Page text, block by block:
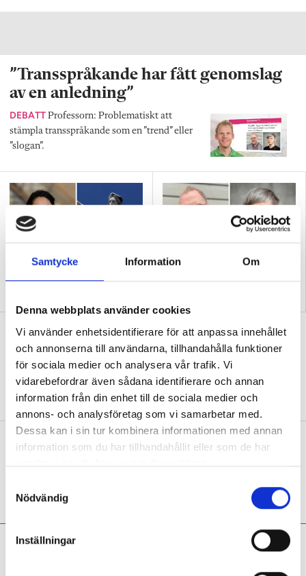
Samtycke Information Om
Denna webbplats använder cookies
Vi använder enhetsidentifierare för att anpassa innehållet
och annonserna till användarna, tillhandahålla funktioner
för sociala medier och analysera vår trafik. Vi
vidarebefordrar även sådana identifierare och annan
information från din enhet till de sociala medier och
annons- och analysföretag som vi samarbetar med.
Dessa kan i sin tur kombinera informationen med annan
information som du har tillhandahållit eller som de har
samlat in när du har använt deras tjänster.
Nödvändig
Inställningar
”Transspråkande har fått genomslag
av en anledning”
DEBATT Professorn: Problematiskt att
stämpla transspråkande som en ”trend” eller
”slogan”.
fördjupa kunskaper i
uppfattas ofta som en
Debatt: Mardröm att många elever
aldrig läst en bok
Svenskläraren: ”Låter i mina öron
som ett livslångt straff.”
Tre språklärare om diktamen
PANELEN”I engelska är den uppenbara
Fredrik Sandström: